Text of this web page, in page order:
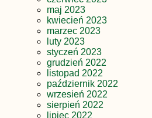
maj 2023
kwiecień 2023
marzec 2023
luty 2023
styczeń 2023
grudzień 2022
listopad 2022
październik 2022
wrzesień 2022
sierpień 2022
lipiec 2022